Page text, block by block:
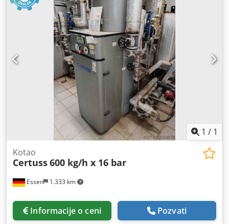
Pumpa: Metz sa kapacitetom od 2.800 l/min Cjdpfxsfarx Us
Ablorf dodatna oprema: Brza navala desno sa 50 metara
crijeva Dimenzije (D x Š x V): 7.100 x 2.300 x 3.000 mm
Međuosovinsko rastojanje: 3.800 mm Gume: 275/70 R22.5
1 / 1
Essen 1.333 km
Kotao
Certuss600 kg/h x 16 bar
Informacije o ceni Pozvati